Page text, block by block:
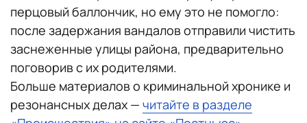
перцовый баллончик, но ему это не помогло:
после задержания вандалов отправили чистить
заснеженные улицы района, предварительно
поговорив с их родителями.
Больше материалов о криминальной хронике и
резонансных делах — читайте в разделе